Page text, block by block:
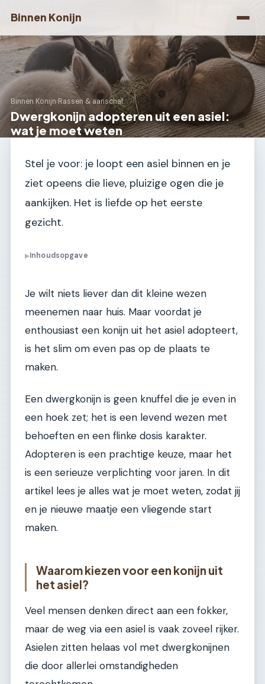
Binnen Konijn
Binnen Konijn›Rassen & aanschaf
Dwergkonijn adopteren uit een asiel:
wat je moet weten
Stel je voor: je loopt een asiel binnen en je
ziet opeens die lieve, pluizige ogen die je
aankijken. Het is liefde op het eerste
gezicht.
▶Inhoudsopgave
Je wilt niets liever dan dit kleine wezen
meenemen naar huis. Maar voordat je
enthousiast een konijn uit het asiel adopteert,
is het slim om even pas op de plaats te
maken.
Een dwergkonijn is geen knuffel die je even in
een hoek zet; het is een levend wezen met
behoeften en een flinke dosis karakter.
Adopteren is een prachtige keuze, maar het
is een serieuze verplichting voor jaren. In dit
artikel lees je alles wat je moet weten, zodat jij
en je nieuwe maatje een vliegende start
maken.
Waarom kiezen voor een konijn uit
het asiel?
Veel mensen denken direct aan een fokker,
maar de weg via een asiel is vaak zoveel rijker.
Asielen zitten helaas vol met dwergkonijnen
die door allerlei omstandigheden